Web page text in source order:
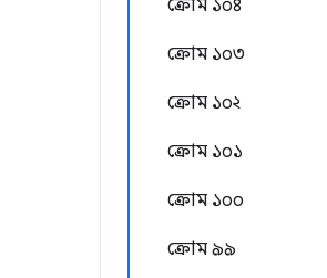
ক্রোম ১০৪
ক্রোম ১০৩
ক্রোম ১০২
ক্রোম ১০১
ক্রোম ১০০
ক্রোম ৯৯